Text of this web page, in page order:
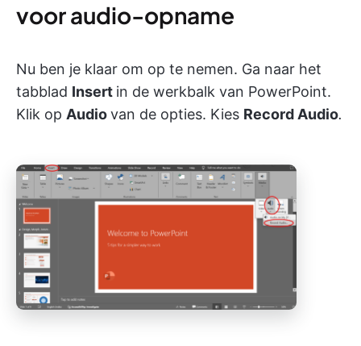
voor audio-opname
Nu ben je klaar om op te nemen. Ga naar het
tabblad Insert in de werkbalk van PowerPoint.
Klik op Audiovan de opties. Kies Record Audio.